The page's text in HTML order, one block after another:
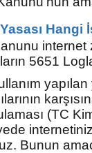
internet
5651
(TC
Bunun